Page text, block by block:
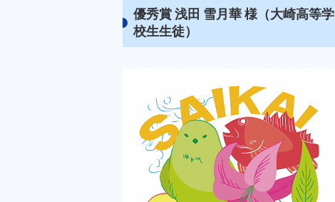
優秀賞 浅田 雪月華 様（大崎高等学
校生生徒）